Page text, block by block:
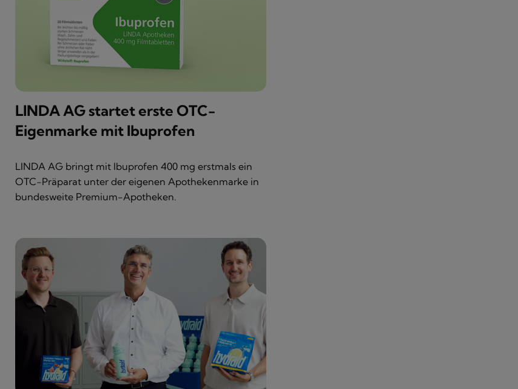
LINDA AG startet erste OTC-
Eigenmarke mit Ibuprofen
LINDA AG bringt mit Ibuprofen 400 mg erstmals ein
OTC-Präparat unter der eigenen Apothekenmarke in
bundesweite Premium-Apotheken.